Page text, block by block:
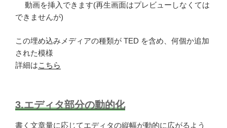
動画を挿入できます(再生画面はプレビューしなくては
できませんが)
この埋め込みメディアの種類が TED を含め、何個か追加
された模様
詳細はこちら
3.エディタ部分の動的化
書く文章量に応じてエディタの縦幅が動的に広がるよう